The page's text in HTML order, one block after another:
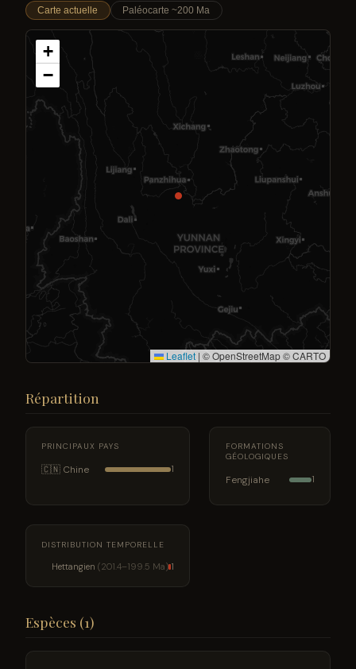
Carte actuelle Paléocarte ~200 Ma
+
−
Leaflet | © OpenStreetMap © CARTO
Répartition
PRINCIPAUX PAYS
🇨🇳 Chine 1
FORMATIONS
GÉOLOGIQUES
Fengjiahe 1
DISTRIBUTION TEMPORELLE
Hettangien (201.4–199.5 Ma) 1
Espèces (1)